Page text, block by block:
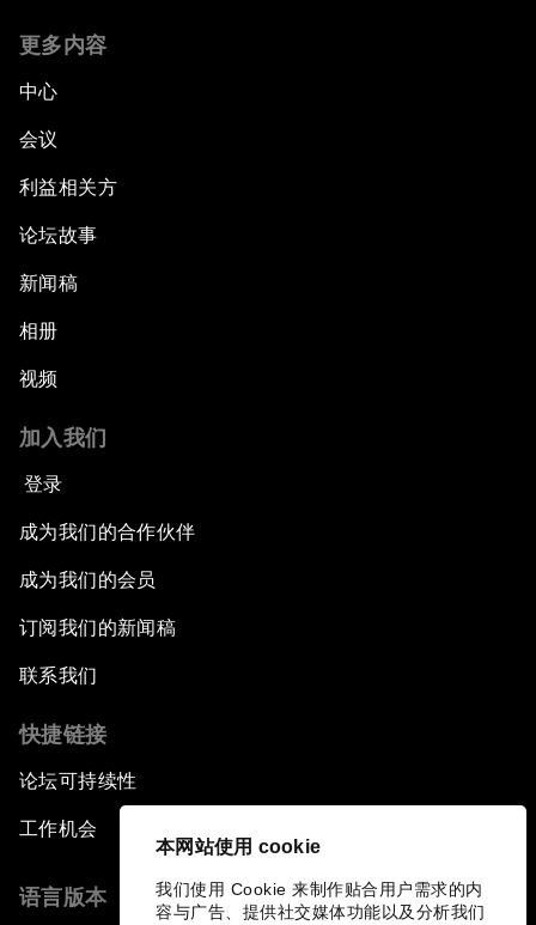
本网站使用 cookie
我们使用 Cookie 来制作贴合用户需求的内
容与广告、提供社交媒体功能以及分析我们
更多内容
中心
会议
利益相关方
论坛故事
新闻稿
相册
视频
加入我们
登录
成为我们的合作伙伴
成为我们的会员
订阅我们的新闻稿
联系我们
快捷链接
论坛可持续性
工作机会
语言版本